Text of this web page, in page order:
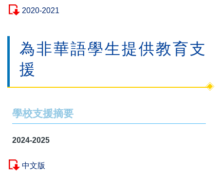
2020-2021
為非華語學生提供教育支
援
學校支援摘要
2024-2025
中文版